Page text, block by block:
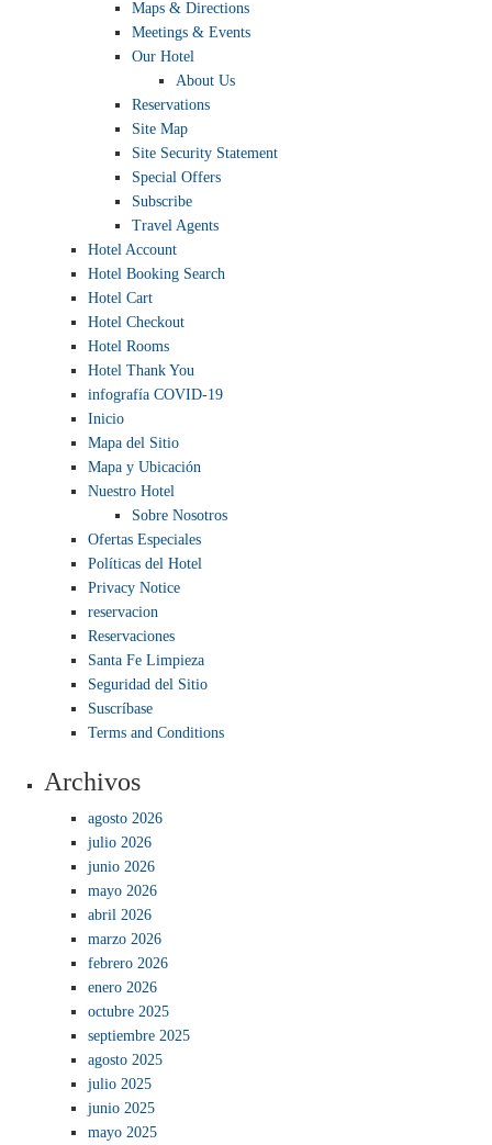
Maps & Directions
Meetings & Events
Our Hotel
About Us
Reservations
Site Map
Site Security Statement
Special Offers
Subscribe
Travel Agents
Hotel Account
Hotel Booking Search
Hotel Cart
Hotel Checkout
Hotel Rooms
Hotel Thank You
infografía COVID-19
Inicio
Mapa del Sitio
Mapa y Ubicación
Nuestro Hotel
Sobre Nosotros
Ofertas Especiales
Políticas del Hotel
Privacy Notice
reservacion
Reservaciones
Santa Fe Limpieza
Seguridad del Sitio
Suscríbase
Terms and Conditions
Archivos
agosto 2026
julio 2026
junio 2026
mayo 2026
abril 2026
marzo 2026
febrero 2026
enero 2026
octubre 2025
septiembre 2025
agosto 2025
julio 2025
junio 2025
mayo 2025